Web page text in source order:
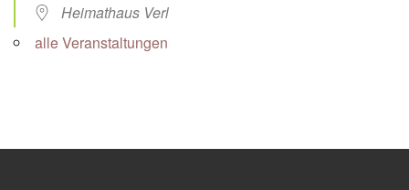
Heimathaus Verl
alle Veranstaltungen